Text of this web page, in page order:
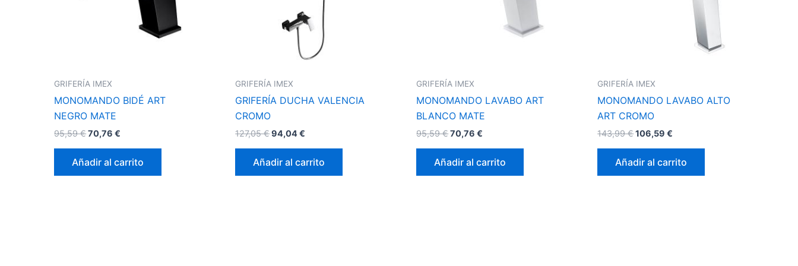
GRIFERÍA IMEX
MONOMANDO BIDÉ ART
NEGRO MATE
95,59€70,76€
Añadir al carrito
GRIFERÍA IMEX
GRIFERÍA DUCHA VALENCIA
CROMO
127,05€94,04€
Añadir al carrito
GRIFERÍA IMEX
MONOMANDO LAVABO ART
BLANCO MATE
95,59€70,76€
Añadir al carrito
GRIFERÍA IMEX
MONOMANDO LAVABO ALTO
ART CROMO
143,99€106,59€
Añadir al carrito